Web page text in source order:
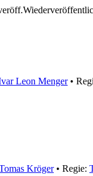
Leon Menger•
Kröger• Regie: